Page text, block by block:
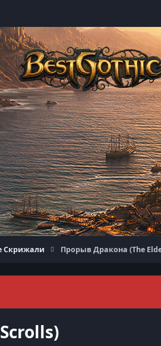
Скрижали Прорыв Дракона (The